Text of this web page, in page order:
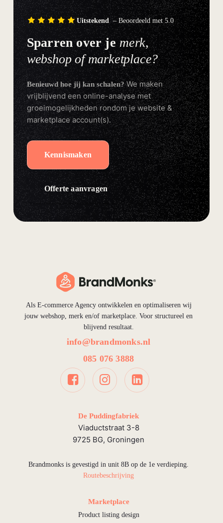
Uitstekend– Beoordeeld met 5.0
Sparren over jemerk,
webshop of marketplace?
Benieuwd hoe jij kan schalen?We maken
vrijblijvend een online-analyse met
groeimogelijkheden rondom je website &
marketplace account(s).
Kennismaken
Offerte aanvragen
Als E-commerce Agency ontwikkelen en optimaliseren wij
jouw webshop, merk en/of marketplace. Voor structureel en
blijvend resultaat.
info@brandmonks.nl
085 076 3888
De Puddingfabriek
Viaductstraat 3-8
9725 BG, Groningen
Brandmonks is gevestigd in unit 8B op de 1e verdieping.
Routebeschrijving
Marketplace
Product listing design